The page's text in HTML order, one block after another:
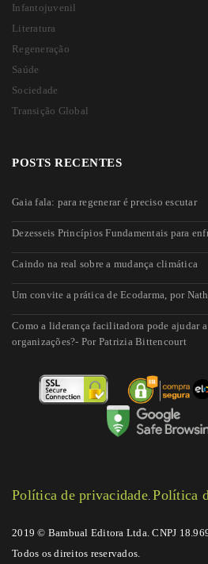
Infantojuvenil
Literatura
Regeneração
Saúde
Sociedade
Transição Global
POSTS RECENTES
Gaia fala: para regenerar é preciso escutar
Dezesseis Princípios Fundamentais para
Caindo na real sobre a mudança climática
Um convite a prática de Ecodarma, por
Como a liderança facilitadora pode ajudar
organizações?- Por Patrizia Bittencourt
Política de privacidade. Política
2019 © Bambual Editora Ltda. CNPJ
Todos os direitos reservados.